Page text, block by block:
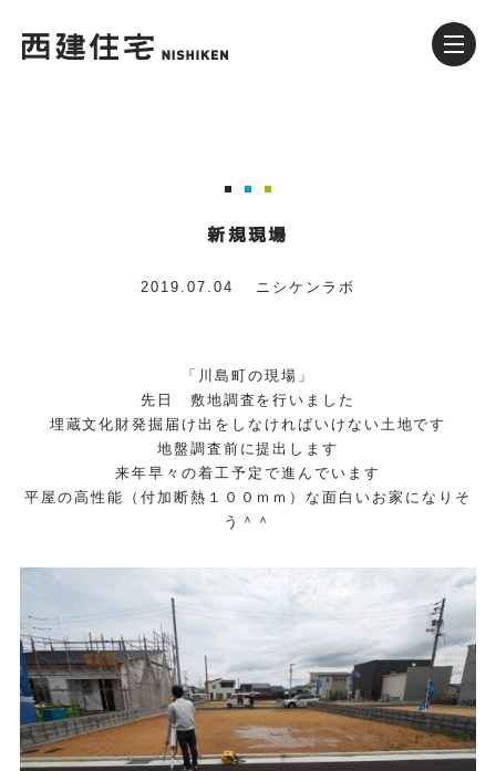
新規現場
2019.07.04 ニシケンラボ
「川島町の現場」
先日 敷地調査を行いました
埋蔵文化財発掘届け出をしなければいけない土地です
地盤調査前に提出します
来年早々の着工予定で進んでいます
平屋の高性能（付加断熱１００ｍｍ）な面白いお家になりそ
う＾＾